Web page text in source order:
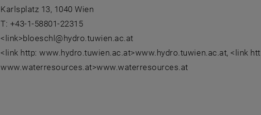
Karlsplatz 13, 1040 Wien
T: +43-1-58801-22315
<link>bloeschl@hydro.tuwien.ac.at
<link http: www.hydro.tuwien.ac.at>www.hydro.tuwien.ac.at, <link
www.waterresources.at>www.waterresources.at